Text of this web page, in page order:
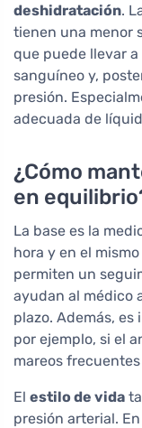
deshidratación.
tienen una menor
que puede llevar
sanguíneo y,
presión.
adecuada de
¿Cómo
en
La base es la
hora y en el
permiten un
ayudan al médico
plazo. Además,
por ejemplo, si el
mareos
El estilo de vida
presión arterial.